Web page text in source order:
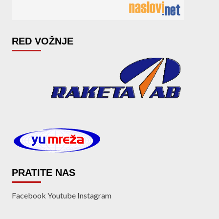
RED VOŽNJE
PRATITE NAS
Facebook Youtube Instagram